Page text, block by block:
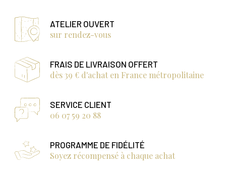
ATELIER OUVERT
sur rendez-vous
FRAIS DE LIVRAISON OFFERT
dès 39 € d'achat en France métropolitaine
SERVICE CLIENT
06 07 59 20 88
PROGRAMME DE FIDÉLITÉ
Soyez récompensé à chaque achat